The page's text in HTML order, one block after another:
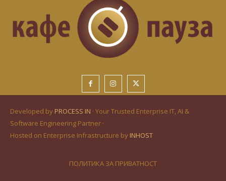
Developed by PROCESS IN · Your Trusted Enterprise IT, AI &
Software Engineering Partner ·
Hosted on Enterprise Infrastructure by INHOST
ПОЛИТИКА ЗА ПРИВАТНОСТ